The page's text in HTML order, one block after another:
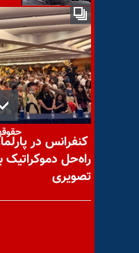
شده
کنفرانس در
راه‌حل دموکراتیک
تصویری